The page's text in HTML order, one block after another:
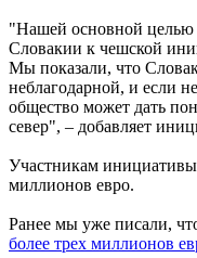
"Нашей основной целью
Словакии к чешской
Мы показали, что
неблагодарной, и если
общество может дать
север", – добавляет
Участникам инициативы
миллионов евро.
Ранее мы уже писали,
более трех миллионов